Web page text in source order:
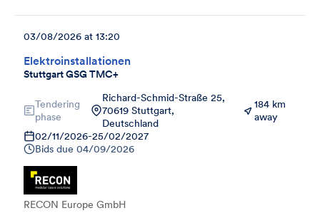
Elektroinstallationen
Stuttgart GSG TMC+
03/08/2026 at 13:20
Tendering
phase
Richard-Schmid-Straße 25,
70619 Stuttgart,
Deutschland
184 km
away
02/11/2026-25/02/2027
Bids due 04/09/2026
RECON Europe GmbH